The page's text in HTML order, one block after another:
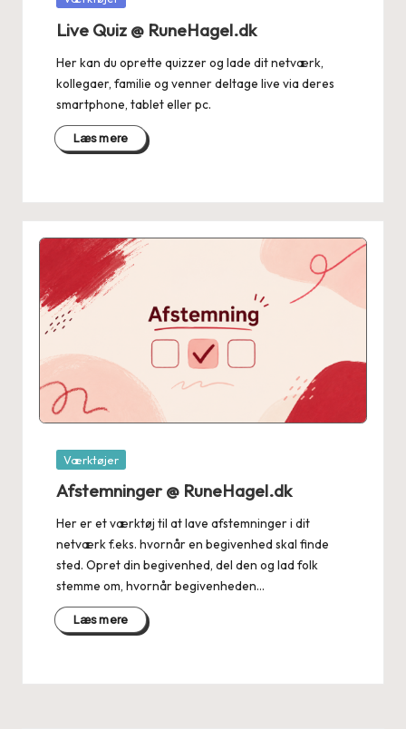
Live Quiz @ RuneHagel.dk
Her kan du oprette quizzer og lade dit netværk,
kollegaer, familie og venner deltage live via deres
smartphone, tablet eller pc.
Læs mere
Posted
Værktøjer
Afstemninger @ RuneHagel.dk
Her er et værktøj til at lave afstemninger i dit
netværk f.eks. hvornår en begivenhed skal finde
sted. Opret din begivenhed, del den og lad folk
stemme om, hvornår begivenheden…
Læs mere